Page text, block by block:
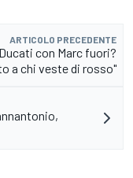
ARTICOLO PRECEDENTE
con Marc fuori?
a chi veste di rosso"